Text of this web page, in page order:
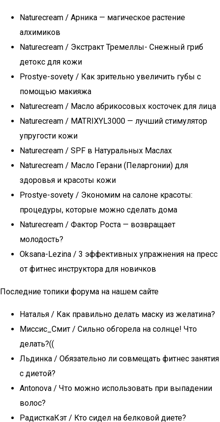
Naturecream / Арника — магическое растение
алхимиков
Naturecream / Экстракт Тремеллы- Снежный гриб
детокс для кожи
Prostye-sovety / Как зрительно увеличить губы с
помощью макияжа
Naturecream / Масло абрикосовых косточек для лица
Naturecream / MATRIXYL3000 — лучший стимулятор
упругости кожи
Naturecream / SPF в Натуральных Маслах
Naturecream / Масло Герани (Пеларгонии) для
здоровья и красоты кожи
Prostye-sovety / Экономим на салоне красоты:
процедуры, которые можно сделать дома
Naturecream / Фактор Роста — возвращает
молодость?
Oksana-Lezina / 3 эффективных упражнения на пресс
от фитнес инструктора для новичков
Последние топики форума на нашем сайте
Наталья / Как правильно делать маску из желатина?
Миссис_Смит / Сильно обгорела на солнце! Что
делать?((
Льдинка / Обязательно ли совмещать фитнес занятия
с диетой?
Antonova / Что можно использовать при выпадении
волос?
РадисткаКэт / Кто сидел на белковой диете?